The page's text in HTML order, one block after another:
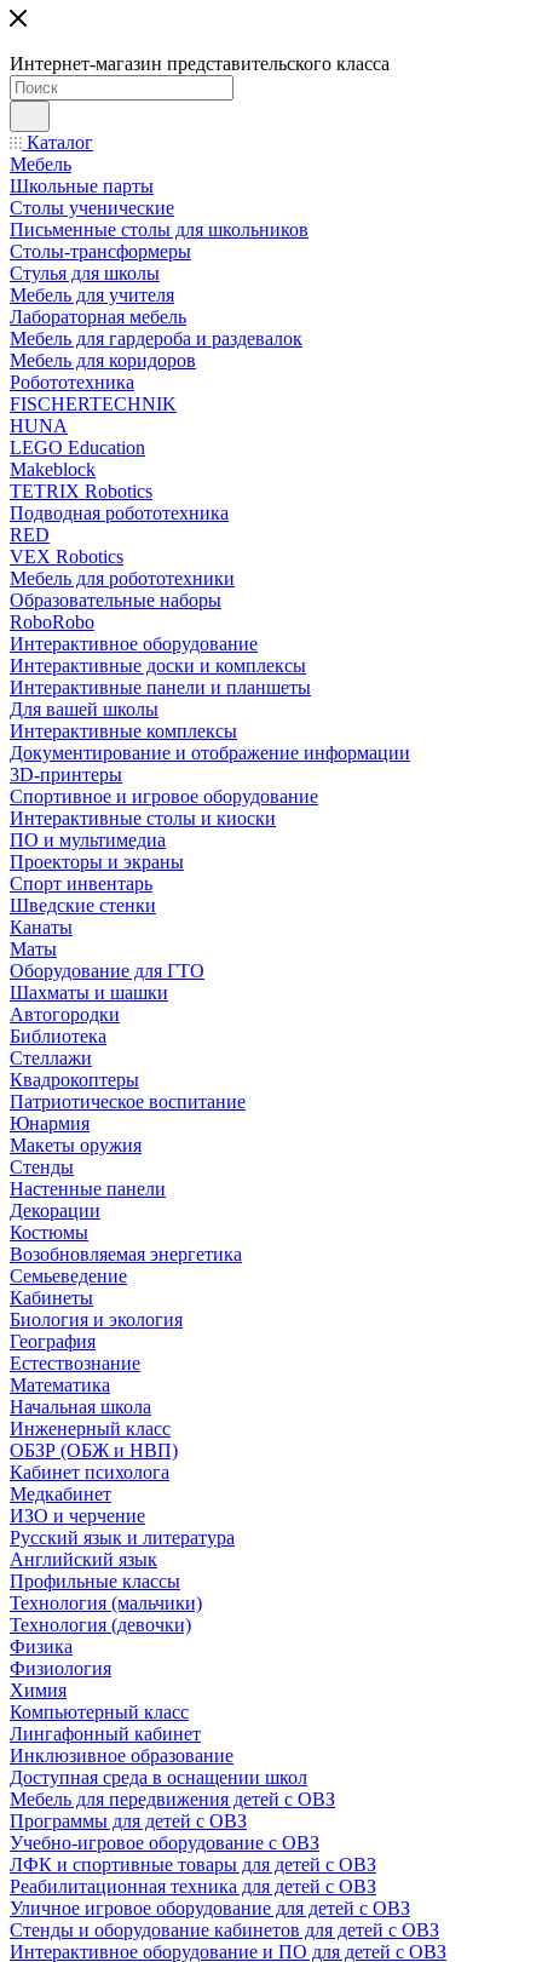
Интернет-магазин представительского класса
Каталог
Мебель
Школьные парты
Столы ученические
Письменные столы для школьников
Столы-трансформеры
Стулья для школы
Мебель для учителя
Лабораторная мебель
Мебель для гардероба и раздевалок
Мебель для коридоров
Робототехника
FISCHERTECHNIK
HUNA
LEGO Education
Makeblock
TETRIX Robotics
Подводная робототехника
RED
VEX Robotics
Мебель для робототехники
Образовательные наборы
RoboRobo
Интерактивное оборудование
Интерактивные доски и комплексы
Интерактивные панели и планшеты
Для вашей школы
Интерактивные комплексы
Документирование и отображение информации
3D-принтеры
Спортивное и игровое оборудование
Интерактивные столы и киоски
ПО и мультимедиа
Проекторы и экраны
Спорт инвентарь
Шведские стенки
Канаты
Маты
Оборудование для ГТО
Шахматы и шашки
Автогородки
Библиотека
Стеллажи
Квадрокоптеры
Патриотическое воспитание
Юнармия
Макеты оружия
Стенды
Настенные панели
Декорации
Костюмы
Возобновляемая энергетика
Семьеведение
Кабинеты
Биология и экология
География
Естествознание
Математика
Начальная школа
Инженерный класс
ОБЗР (ОБЖ и НВП)
Кабинет психолога
Медкабинет
ИЗО и черчение
Русский язык и литература
Английский язык
Профильные классы
Технология (мальчики)
Технология (девочки)
Физика
Физиология
Химия
Компьютерный класс
Лингафонный кабинет
Инклюзивное образование
Доступная среда в оснащении школ
Мебель для передвижения детей с ОВЗ
Программы для детей с ОВЗ
Учебно-игровое оборудование с ОВЗ
ЛФК и спортивные товары для детей с ОВЗ
Реабилитационная техника для детей с ОВЗ
Уличное игровое оборудование для детей с ОВЗ
Стенды и оборудование кабинетов для детей с ОВЗ
Интерактивное оборудование и ПО для детей с ОВЗ